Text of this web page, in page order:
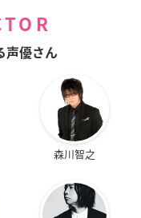
声優さん
森川智之